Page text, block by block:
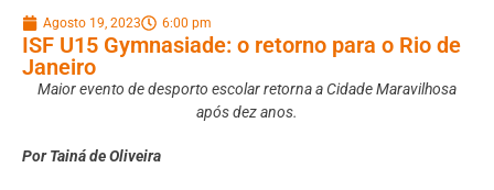
Agosto 19, 2023 6:00 pm
ISF U15 Gymnasiade: o retorno para o Rio de
Janeiro
Maior evento de desporto escolar retorna a Cidade Maravilhosa
após dez anos.
Por Tainá de Oliveira